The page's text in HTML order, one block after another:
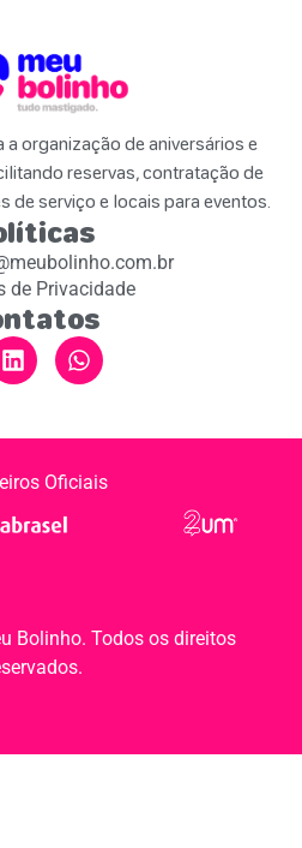
a organização de aniversários e
reservas, contratação de
de serviço e locais para eventos.
de Privacidade
Oficiais
Bolinho. Todos os direitos